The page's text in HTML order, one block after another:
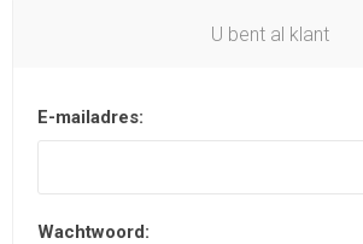
U bent al klant
E-mailadres:
Wachtwoord: